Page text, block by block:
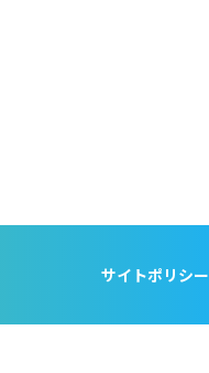
サイトポリシー